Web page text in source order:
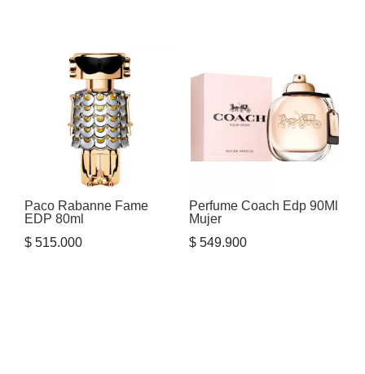
Paco Rabanne Fame
EDP 80ml
$ 515.000
Perfume Coach Edp 90Ml
Mujer
$549.900